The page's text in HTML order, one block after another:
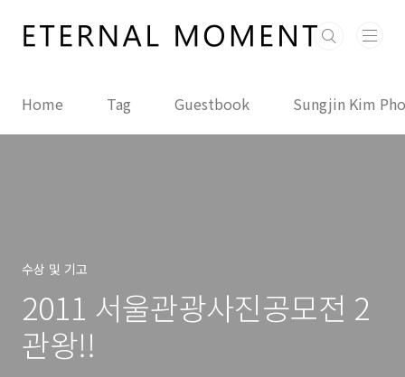
Home Tag Guestbook Sungjin Kim
수상 및 기고
2011 서울관광사진공모전 2
관왕!!